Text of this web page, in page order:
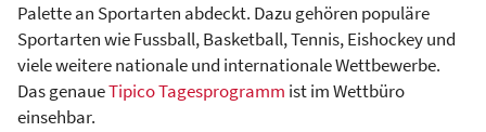
Palette an Sportarten abdeckt. Dazu gehören populäre
Sportarten wie Fussball, Basketball, Tennis, Eishockey und
viele weitere nationale und internationale Wettbewerbe.
Das genaueTipico Tagesprogramm ist im Wettbüro
einsehbar.